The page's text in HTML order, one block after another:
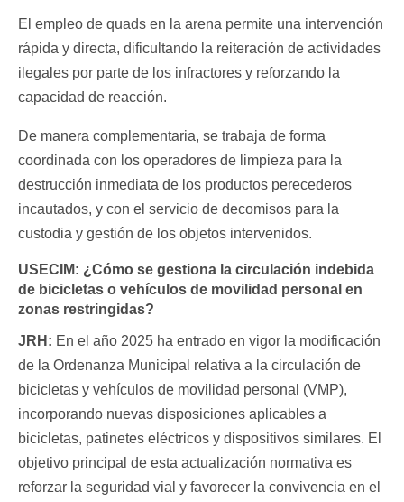
El empleo de quads en la arena permite una intervención
rápida y directa, dificultando la reiteración de actividades
ilegales por parte de los infractores y reforzando la
capacidad de reacción.
De manera complementaria, se trabaja de forma
coordinada con los operadores de limpieza para la
destrucción inmediata de los productos perecederos
incautados, y con el servicio de decomisos para la
custodia y gestión de los objetos intervenidos.
USECIM: ¿Cómo se gestiona la circulación indebida
de bicicletas o vehículos de movilidad personal en
zonas restringidas?
JRH: En el año 2025 ha entrado en vigor la modificación
de la Ordenanza Municipal relativa a la circulación de
bicicletas y vehículos de movilidad personal (VMP),
incorporando nuevas disposiciones aplicables a
bicicletas, patinetes eléctricos y dispositivos similares. El
objetivo principal de esta actualización normativa es
reforzar la seguridad vial y favorecer la convivencia en el